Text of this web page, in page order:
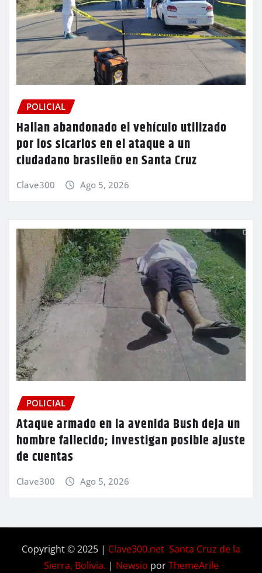
POLICIAL
Hallan abandonado el vehículo utilizado
por los sicarios en el ataque a un
ciudadano brasileño en Santa Cruz
Clave300 Ago 5, 2026
POLICIAL
Ataque armado en la avenida Bush deja un
hombre fallecido; investigan posible ajuste
de cuentas
Clave300 Ago 5, 2026
Copyright © 2025 | Clave300.net Santa Cruz de la
Sierra, Bolivia. | Newsio porThemeArile